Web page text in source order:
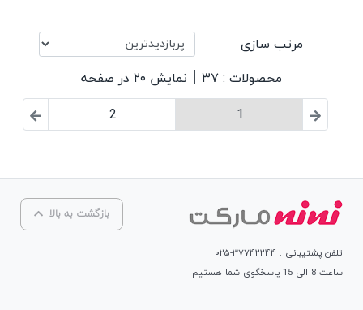
مرتب سازی
محصولات : ۳۷
| نمایش ۲۰ در صفحه
1
2
بازگشت به بالا
تلفن پشتیبانی : ۳۷۷۴۲۲۴۴-۰۲۵
ساعت 8 الی 15 پاسخگوی شما هستیم